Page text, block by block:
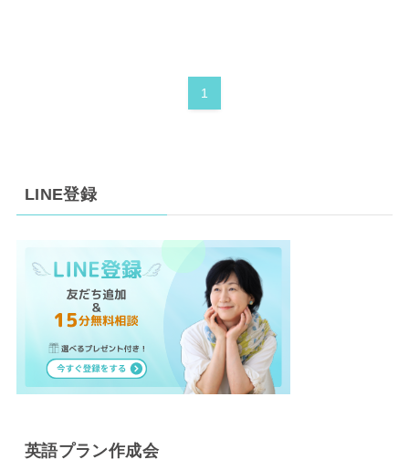
1
LINE登録
英語プラン作成会